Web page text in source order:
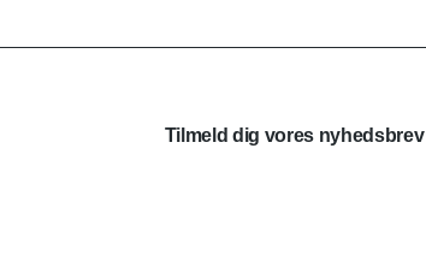
Tilmeld dig vores nyhedsbrev